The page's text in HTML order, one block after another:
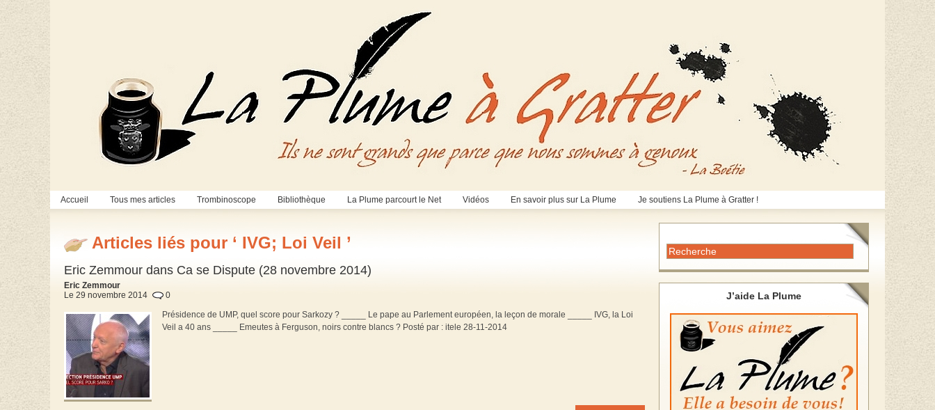
Accueil Tous mes articles Trombinoscope Bibliothèque La Plume parcourt le Net Vidéos En savoir plus sur La Plume Je soutiens La Plume à Gratter !
Articles liés pour ‘ IVG; Loi Veil ’
Eric Zemmour dans Ca se Dispute (28 novembre 2014)
Eric Zemmour
Le 29 novembre 2014
0
Présidence de UMP, quel score pour Sarkozy ? _____ Le pape au Parlement européen, la leçon de morale _____ IVG, la Loi
Veil a 40 ans _____ Emeutes à Ferguson, noirs contre blancs ? Posté par : itele 28-11-2014
J’aide La Plume